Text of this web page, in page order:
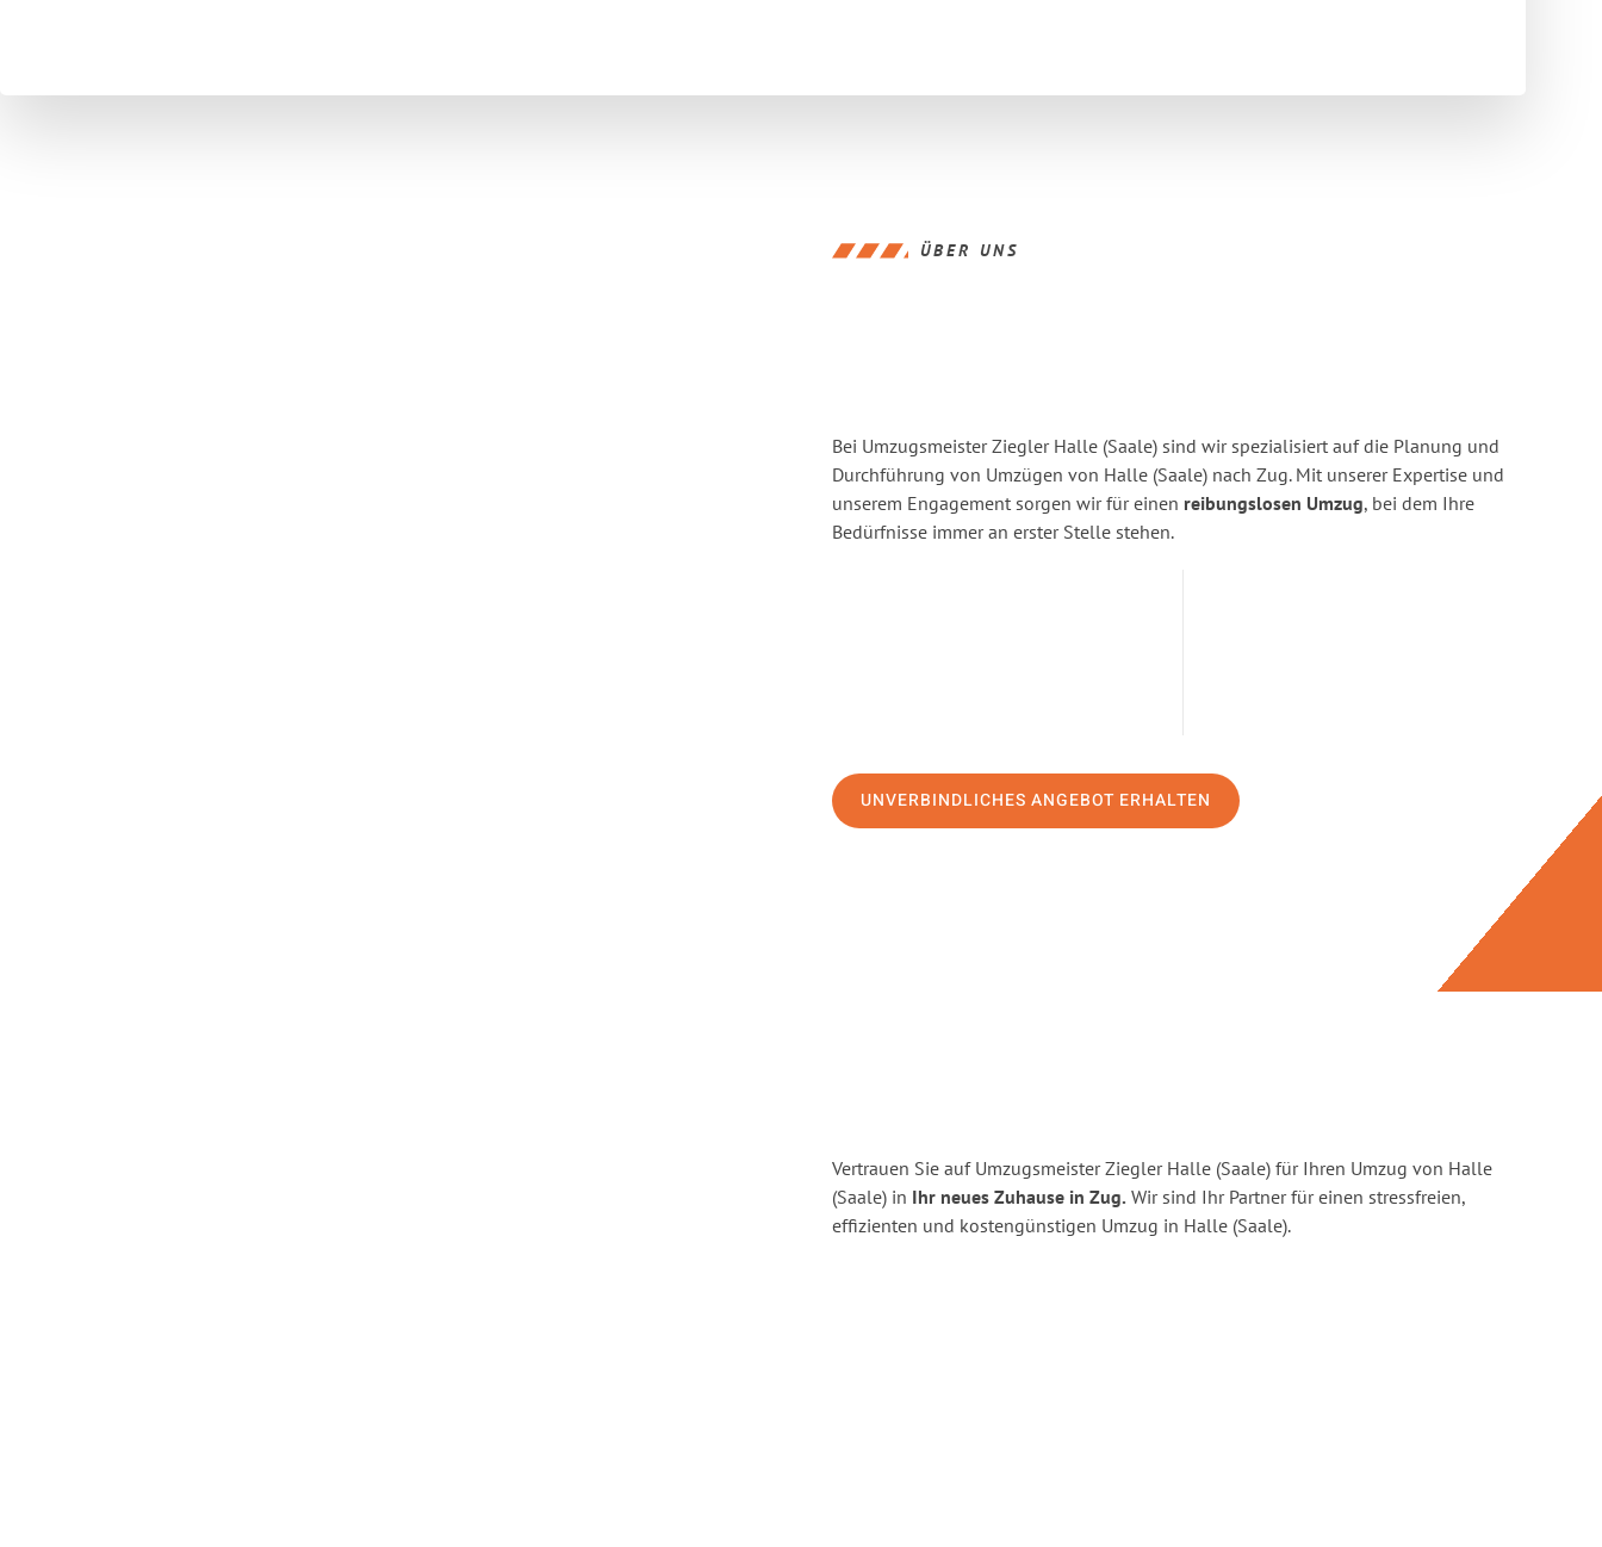
ÜBER UNS
Bei Umzugsmeister Ziegler Halle (Saale) sind wir spezialisiert auf die Planung und
Durchführung von Umzügen von Halle (Saale) nach Zug. Mit unserer Expertise und
unserem Engagement sorgen wir für einen reibungslosen Umzug, bei dem Ihre
Bedürfnisse immer an erster Stelle stehen.
UNVERBINDLICHES ANGEBOT ERHALTEN
Vertrauen Sie auf Umzugsmeister Ziegler Halle (Saale) für Ihren Umzug von Halle
(Saale) in Ihr neues Zuhause in Zug. Wir sind Ihr Partner für einen stressfreien,
effizienten und kostengünstigen Umzug in Halle (Saale).